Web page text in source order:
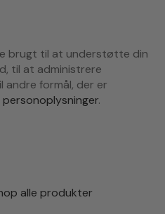
brugt til at understøtte din
til at administrere
andre formål, der er
.
alle produkter